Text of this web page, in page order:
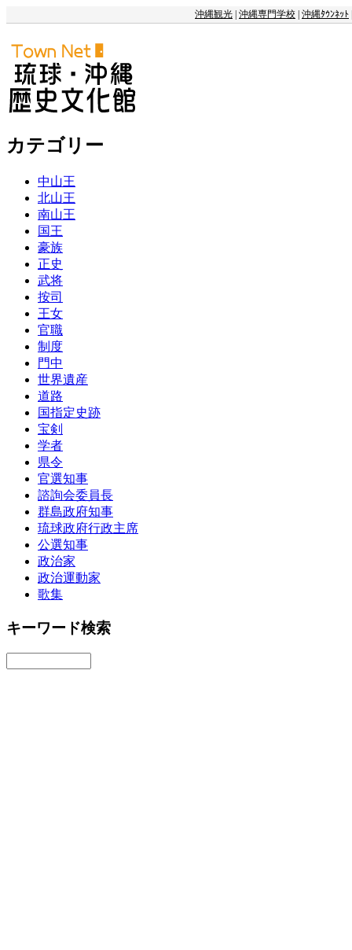
沖縄観光 沖縄専門学校 沖縄ﾀｳﾝﾈｯﾄ
カテゴリー
中山王
北山王
南山王
国王
豪族
正史
武将
按司
王女
官職
制度
門中
世界遺産
道路
国指定史跡
宝剣
学者
県令
官選知事
諮詢会委員長
群島政府知事
琉球政府行政主席
公選知事
政治家
政治運動家
歌集
キーワード検索